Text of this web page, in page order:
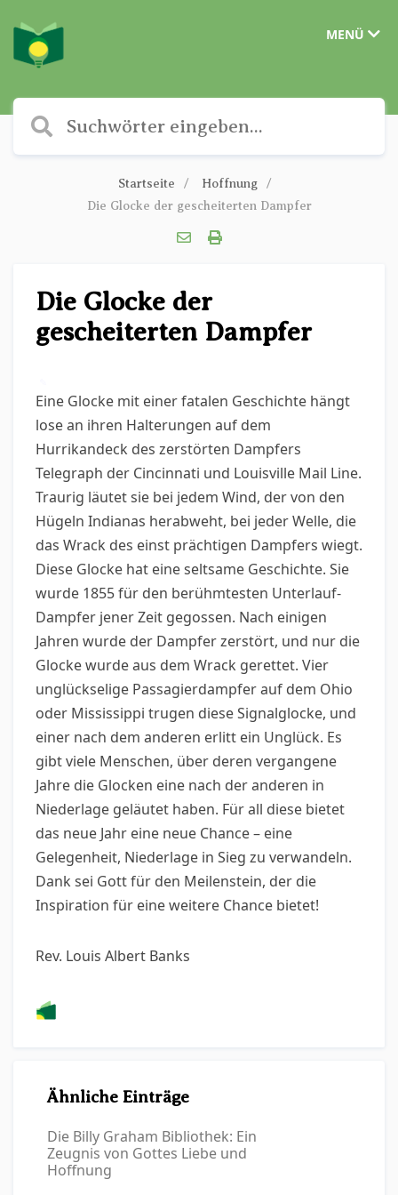
MENÜ
Startseite
Hoffnung
Die Glocke der gescheiterten Dampfer
Die Glocke der
gescheiterten Dampfer
Eine Glocke mit einer fatalen Geschichte hängt
lose an ihren Halterungen auf dem
Hurrikandeck des zerstörten Dampfers
Telegraph der Cincinnati und Louisville Mail Line.
Traurig läutet sie bei jedem Wind, der von den
Hügeln Indianas herabweht, bei jeder Welle, die
das Wrack des einst prächtigen Dampfers wiegt.
Diese Glocke hat eine seltsame Geschichte. Sie
wurde 1855 für den berühmtesten Unterlauf-
Dampfer jener Zeit gegossen. Nach einigen
Jahren wurde der Dampfer zerstört, und nur die
Glocke wurde aus dem Wrack gerettet. Vier
unglückselige Passagierdampfer auf dem Ohio
oder Mississippi trugen diese Signalglocke, und
einer nach dem anderen erlitt ein Unglück. Es
gibt viele Menschen, über deren vergangene
Jahre die Glocken eine nach der anderen in
Niederlage geläutet haben. Für all diese bietet
das neue Jahr eine neue Chance – eine
Gelegenheit, Niederlage in Sieg zu verwandeln.
Dank sei Gott für den Meilenstein, der die
Inspiration für eine weitere Chance bietet!
Rev. Louis Albert Banks
Ähnliche Einträge
Die Billy Graham Bibliothek: Ein
Zeugnis von Gottes Liebe und
Hoffnung